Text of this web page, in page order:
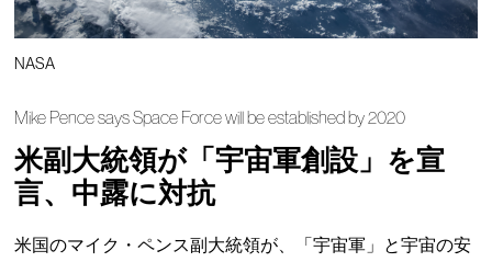
NASA
Mike Pence says Space Force will be established by 2020
米副大統領が「宇宙軍創設」を宣
言、中露に対抗
米国のマイク・ペンス副大統領が、「宇宙軍」と宇宙の安